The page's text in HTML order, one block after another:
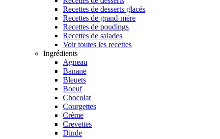
Recettes de desserts glacés
Recettes de grand-mère
Recettes de poudings
Recettes de salades
Voir toutes les recettes
Ingrédients
Agneau
Banane
Bleuets
Boeuf
Chocolat
Courgettes
Crème
Crevettes
Dinde